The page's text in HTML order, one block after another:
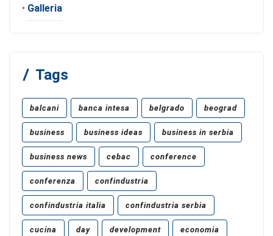
• Galleria
Tags
balcani banca intesa belgrado beograd
business business ideas business in serbia
business news cebac conference
conferenza confindustria
confindustria italia confindustria serbia
cucina day development economia